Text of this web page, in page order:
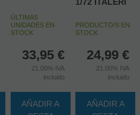
ÚLTIMAS
UNIDADES EN
STOCK
33,95 €
21.00% IVA
incluido
AÑADIR A
PRODUCTO/S EN
STOCK
24,99 €
21.00% IVA
incluido
AÑADIR A